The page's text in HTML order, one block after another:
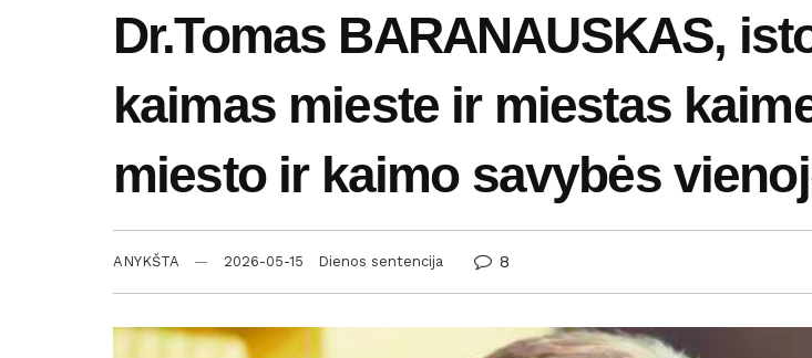
Dr.Tomas BARANAUSKAS,
kaimas mieste ir miestas
miesto ir kaimo savybės
ANYKŠTA 2026-05-15 Dienos sentencija 8